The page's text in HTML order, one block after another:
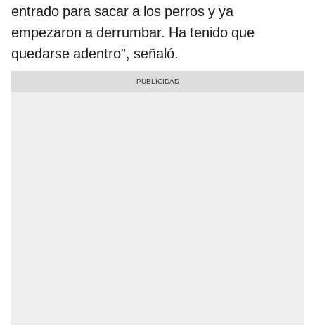
entrado para sacar a los perros y ya
empezaron a derrumbar. Ha tenido que
quedarse adentro”, señaló.